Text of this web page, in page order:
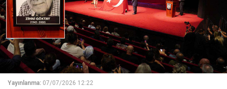
Yayınlanma: 07/07/2026 12:22